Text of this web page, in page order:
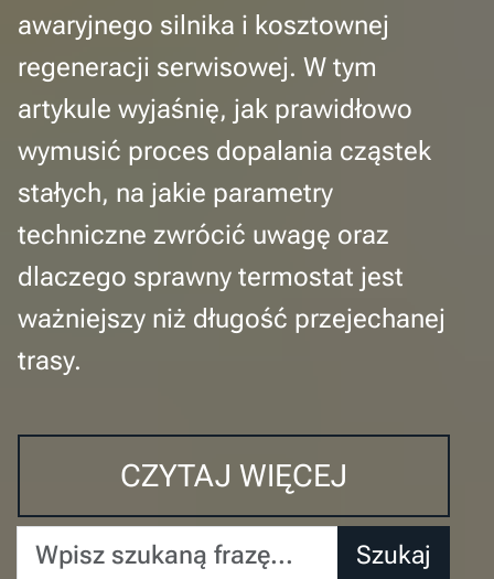
awaryjnego silnika i kosztownej
regeneracji serwisowej. W tym
artykule wyjaśnię, jak prawidłowo
wymusić proces dopalania cząstek
stałych, na jakie parametry
techniczne zwrócić uwagę oraz
dlaczego sprawny termostat jest
ważniejszy niż długość przejechanej
trasy.
CZYTAJ WIĘCEJ
Wpisz szukaną frazę... Szukaj